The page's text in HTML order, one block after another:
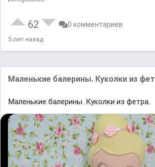
62 0 комментариев
5 лет назад
Маленькие балерины. Куколки из
Маленькие балерины. Куколки из фетра.